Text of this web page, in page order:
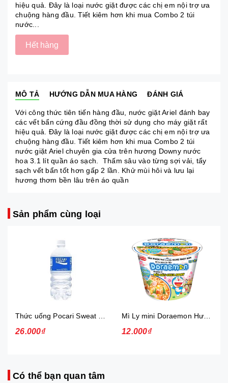
hiệu quả. Đây là loại nước giặt được các chị em nội trợ ưa
chuộng hàng đầu. Tiết kiêm hơn khi mua Combo 2 túi
nước...
Hết hàng
MÔ TẢ HƯỚNG DẪN MUA HÀNG ĐÁNH GIÁ
Với công thức tiên tiến hàng đầu, nước giặt Ariel đánh bay
các vết bẩn cứng đầu đồng thời sử dụng cho máy giặt rất
hiệu quả. Đây là loại nước giặt được các chị em nội trợ ưa
chuộng hàng đầu. Tiết kiêm hơn khi mua Combo 2 túi
nước giặt Ariel chuyên gia cửa trên hương Downy nước
hoa 3.1 lít quần áo sạch. Thấm sâu vào từng sợi vải, tẩy
sạch vết bẩn tốt hơn gấp 2 lần. Khử mùi hôi và lưu lại
hương thơm bền lâu trên áo quần
Sản phẩm cùng loại
26.000₫ 12.000₫
Có thể bạn quan tâm